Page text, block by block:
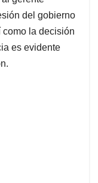
del gobierno
como la decisión
es evidente